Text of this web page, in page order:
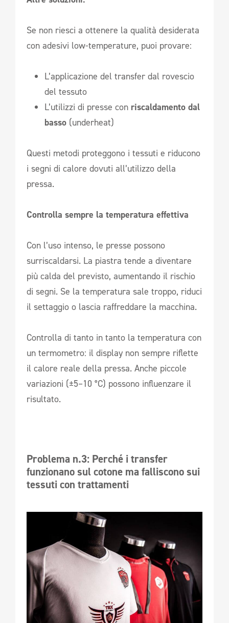
Se non riesci a ottenere la qualità desiderata
con adesivi low-temperature, puoi provare:
L’applicazione del transfer dal rovescio
del tessuto
L’utilizzi di presse con riscaldamento dal
basso (underheat)
Questi metodi proteggono i tessuti e riducono
i segni di calore dovuti all’utilizzo della
pressa.
Controlla sempre la temperatura effettiva
Con l’uso intenso, le presse possono
surriscaldarsi. La piastra tende a diventare
più calda del previsto, aumentando il rischio
di segni. Se la temperatura sale troppo, riduci
il settaggio o lascia raffreddare la macchina.
Controlla di tanto in tanto la temperatura con
un termometro: il display non sempre riflette
il calore reale della pressa. Anche piccole
variazioni (±5–10 °C) possono influenzare il
risultato.
Problema n.3: Perché i transfer
funzionano sul cotone ma falliscono sui
tessuti con trattamenti